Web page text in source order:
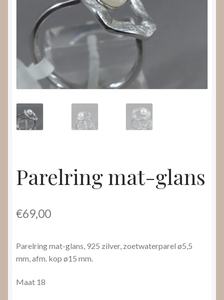
Video’s
Submenu
Parelring mat-glans
€69,00
Parelring mat-glans, 925 zilver, zoetwaterparel ø5,5
mm, afm. kop ø15 mm.
Maat 18